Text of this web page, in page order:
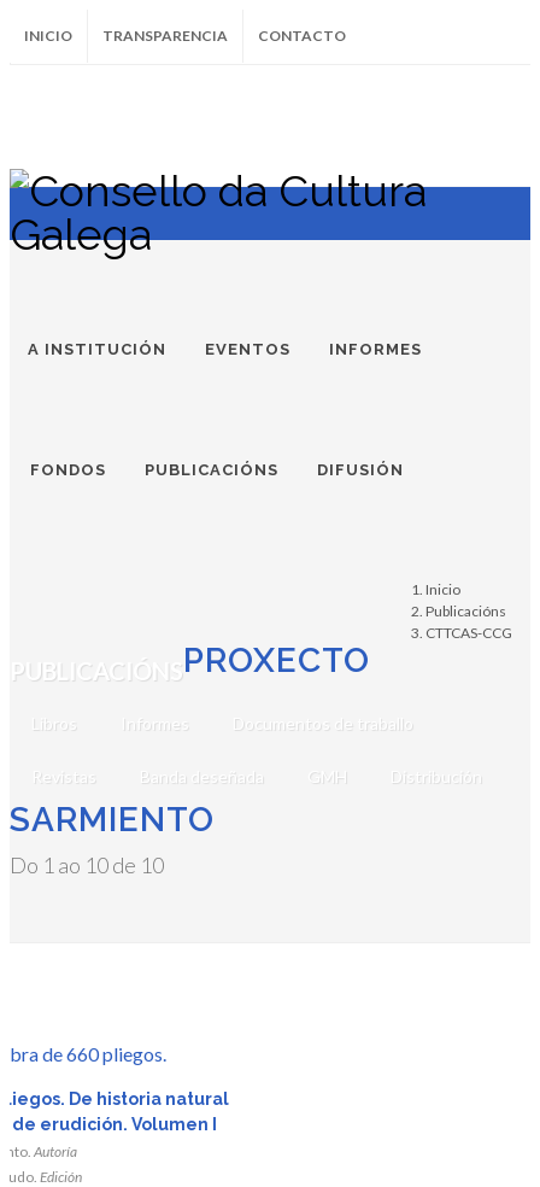
INICIO TRANSPARENCIA CONTACTO
InstagramFacebookTwitter Soundcloud
Youtube
A INSTITUCIÓN EVENTOS INFORMES
FONDOS PUBLICACIÓNS DIFUSIÓN
PUBLICACIÓNS
Libros Informes Documentos de traballo
Revistas Banda deseñada GMH Distribución
PROXECTO
SARMIENTO
Do 1 ao 10 de 10
Inicio
Publicacións
CTTCAS-CCG
De historia natural
de erudición. Volumen I
Autoría
Edición